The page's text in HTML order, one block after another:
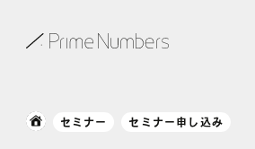
セミナー セミナー申し込み